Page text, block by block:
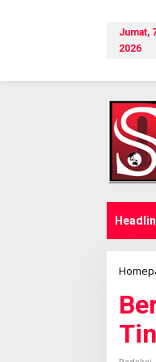
i
Jumat,
2026